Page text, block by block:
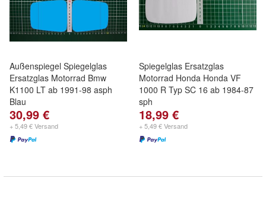
Außenspiegel Spiegelglas
Ersatzglas Motorrad Bmw
K1100 LT ab 1991-98 asph
Blau
30,99 €
+ 5,49 € Versand
Spiegelglas Ersatzglas
Motorrad Honda Honda VF
1000 R Typ SC 16 ab 1984-87
sph
18,99 €
+ 5,49 € Versand